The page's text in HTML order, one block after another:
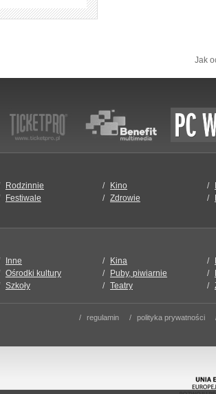
Jak
Rodzinnie Kino
Festiwale Zdrowie
Inne Kina
Ośrodki kultury Puby, piwiarnie
Szkoły Teatry
regulamin polityka prywatności